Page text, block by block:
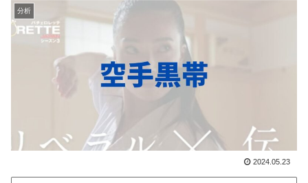
分析
2024.05.23